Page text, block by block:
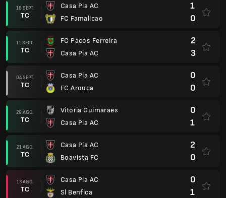
18 SEPT.
TC
Casa Pia AC
FC Famalicao
1
0
11 SEPT.
TC
FC Pacos Ferreira
Casa Pia AC
2
3
04 SEPT.
TC
Casa Pia AC
FC Arouca
0
0
29 AGO.
TC
Vitoria Guimaraes
Casa Pia AC
0
1
21 AGO.
TC
Casa Pia AC
Boavista FC
2
0
13 AGO.
TC
Casa Pia AC
Sl Benfica
0
1